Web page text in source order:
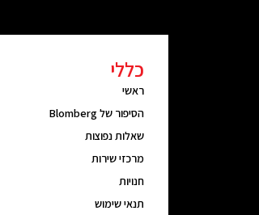
כללי
ראשי
הסיפור של Blomberg
שאלות נפוצות
מרכזי שירות
חנויות
תנאי שימוש